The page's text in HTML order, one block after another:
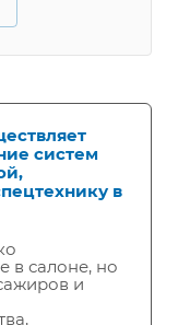
систем
в
в салоне, но
и